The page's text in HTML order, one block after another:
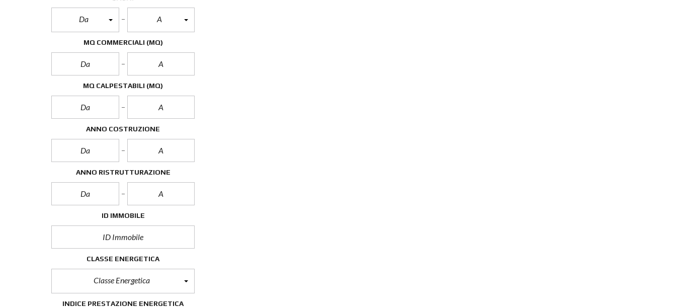
Da A
MQ COMMERCIALI (MQ)
MQ CALPESTABILI (MQ)
ANNO COSTRUZIONE
ANNO RISTRUTTURAZIONE
ID IMMOBILE
CLASSE ENERGETICA
Classe Energetica
INDICE PRESTAZIONE ENERGETICA